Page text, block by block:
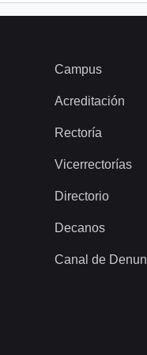
Campus
Acreditación
Rectoría
Vicerrectorías
Directorio
Decanos
Canal de